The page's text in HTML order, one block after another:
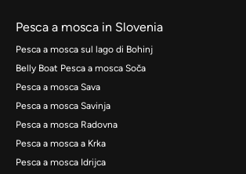
Pesca a mosca in Slovenia
Pesca a mosca sul lago di Bohinj
Belly Boat Pesca a mosca Soča
Pesca a mosca Sava
Pesca a mosca Savinja
Pesca a mosca Radovna
Pesca a mosca a Krka
Pesca a mosca Idrijca